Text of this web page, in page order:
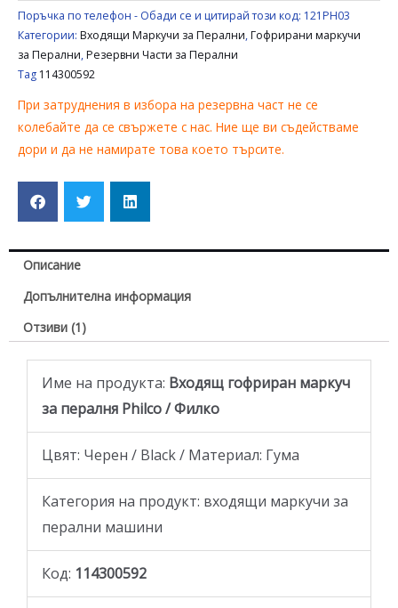
Поръчка по телефон - Обади се и цитирай този код: 121PH03
Категории: Входящи Маркучи за Перални,Гофрирани маркучи
за Перални,Резервни Части за Перални
Tag 114300592
При затруднения в избора на резервна част не се
колебайте да се свържете с нас. Ние ще ви съдействаме
дори и да не намирате това което търсите.
Описание
Допълнителна информация
Отзиви (1)
Име на продукта: Входящ гофриран маркуч
за пералня Philco / Филко
Цвят: Черен / Black / Материал: Гума
Категория на продукт: входящи маркучи за
перални машини
Код: 114300592